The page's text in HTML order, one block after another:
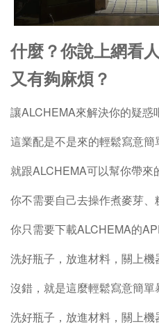
什麼？你說上網看
又有夠麻煩？
讓ALCHEMA來解決你的疑惑
這業配是不是來的輕鬆寫意
就跟ALCHEMA可以幫你帶來
你不需要自己去操作煮麥芽
你只需要下載ALCHEMA的
洗好瓶子，放進材料，關上機
沒錯，就是這麼輕鬆寫意簡單
洗好瓶子，放進材料，關上機